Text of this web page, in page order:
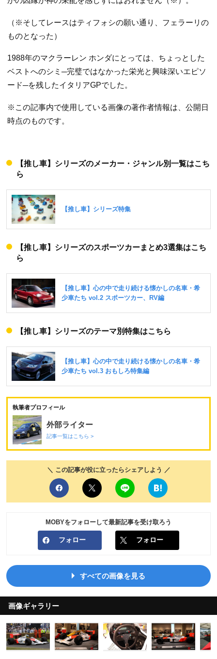
（※そしてレースはティフォシの願い通り、フェラーリの
ものとなった）
1988年のマクラーレン ホンダにとっては、ちょっとした
ベストへのシミ─完璧ではなかった栄光と興味深いエピソ
ード─を残したイタリアGPでした。
※この記事内で使用している画像の著作者情報は、公開日
時点のものです。
【推し車】シリーズのメーカー・ジャンル別一覧はこち
ら
【推し車】シリーズのスポーツカーまとめ3選集はこち
ら
【推し車】シリーズのテーマ別特集はこちら
執筆者プロフィール
外部ライター
記事一覧はこちら >
＼ この記事が役に立ったらシェアしよう ／
MOBYをフォローして最新記事を受け取ろう
フォロー フォロー
すべての画像を見る
画像ギャラリー